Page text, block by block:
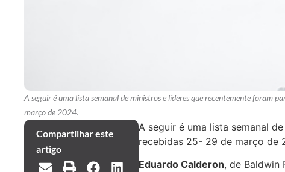
A seguir é uma lista semanal de ministros e líderes que recentemente foram
março de 2024.
Compartilhar este
artigo
A seguir é uma lista semanal
recebidas 25- 29 de março de
Eduardo Calderon, de Baldwin